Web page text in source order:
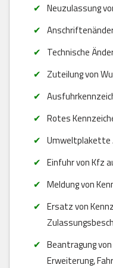
Neuzulassung
Technische
Zuteilung von
Rotes
Einfuhr von Kfz
Meldung von
Ersatz von
Beantragung
Erweiterung,